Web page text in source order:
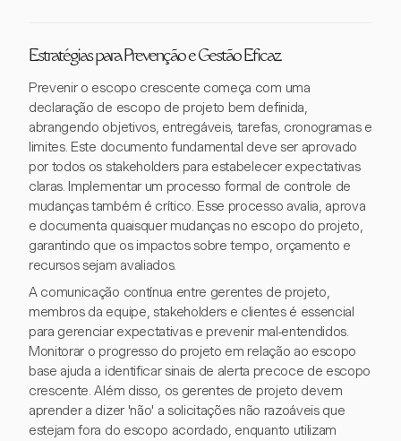
Estratégias para Prevenção e Gestão Eficaz
Prevenir o escopo crescente começa com uma
declaração de escopo de projeto bem definida,
abrangendo objetivos, entregáveis, tarefas, cronogramas e
limites. Este documento fundamental deve ser aprovado
por todos os stakeholders para estabelecer expectativas
claras. Implementar um processo formal de controle de
mudanças também é crítico. Esse processo avalia, aprova
e documenta quaisquer mudanças no escopo do projeto,
garantindo que os impactos sobre tempo, orçamento e
recursos sejam avaliados.
A comunicação contínua entre gerentes de projeto,
membros da equipe, stakeholders e clientes é essencial
para gerenciar expectativas e prevenir mal-entendidos.
Monitorar o progresso do projeto em relação ao escopo
base ajuda a identificar sinais de alerta precoce de escopo
crescente. Além disso, os gerentes de projeto devem
aprender a dizer 'não' a solicitações não razoáveis que
estejam fora do escopo acordado, enquanto utilizam